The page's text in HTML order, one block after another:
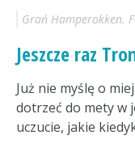
Grań Hamperokken.
Jeszcze raz
Już nie myślę o
dotrzeć do mety w
uczucie, jakie